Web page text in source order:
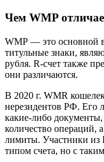
Чем WMP
WMP — это основной
титульные знаки,
рубля. R-счет также
они различаются.
В 2020 г. WMR
нерезидентов РФ. Его
какие-либо
количество операций,
лимиты. Участники из
типом счета, но с